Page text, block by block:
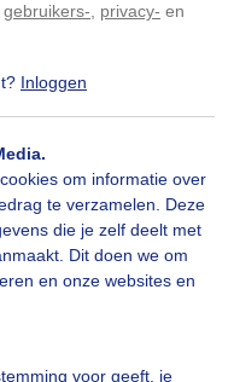
gebruikers- privacy- en
Inloggen
om informatie over
te verzamelen. Deze
die je zelf deelt met
Dit doen we om
en onze websites en
voor geeft, je
passen